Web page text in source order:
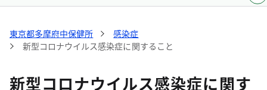
東京都多摩府中保健所
感染症
新型コロナウイルス感染症に関すること
新型コロナウイルス感染症に関す